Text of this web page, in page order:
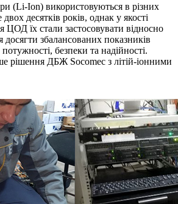
(Li-Ion) використовуються в різних
десятків років, однак у якості
ЦОД їх стали застосовувати відносно
досягти збалансованих показників
безпеки та надійності.
рішення ДБЖ Socomec з літій-іонними